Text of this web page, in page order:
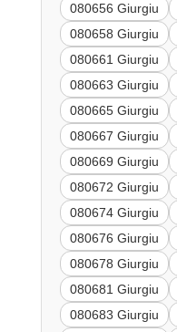
080656 Giurgiu
080658 Giurgiu
080661 Giurgiu
080663 Giurgiu
080665 Giurgiu
080667 Giurgiu
080669 Giurgiu
080672 Giurgiu
080674 Giurgiu
080676 Giurgiu
080678 Giurgiu
080681 Giurgiu
080683 Giurgiu